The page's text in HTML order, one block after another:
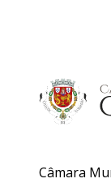
Câmara